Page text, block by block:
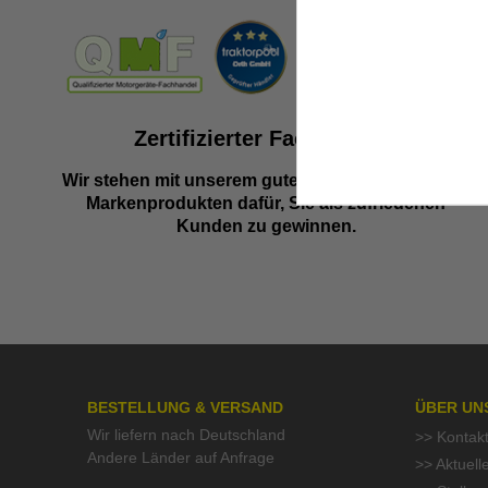
Zertifizierter Fachhändler
Wir stehen mit unserem guten Namen und besten
Markenprodukten dafür, Sie als zufriedenen
Kunden zu gewinnen.
BESTELLUNG & VERSAND
Wir liefern nach Deutschland
Andere Länder auf Anfrage
ÜBER
>>
>>